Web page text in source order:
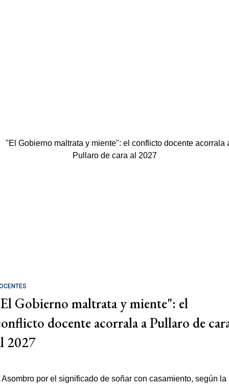
Gobierno maltrata y miente": el
docente acorrala a Pullaro de
2027